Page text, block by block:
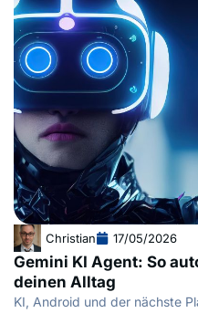
Christian 17/05/2026
Gemini KI Agent: So
deinen Alltag
KI, Android und der nächste